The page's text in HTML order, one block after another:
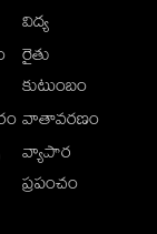
విద్య
రైతు
కుటుంబం
వాతావరణం
వ్యాపార
ప్రపంచం